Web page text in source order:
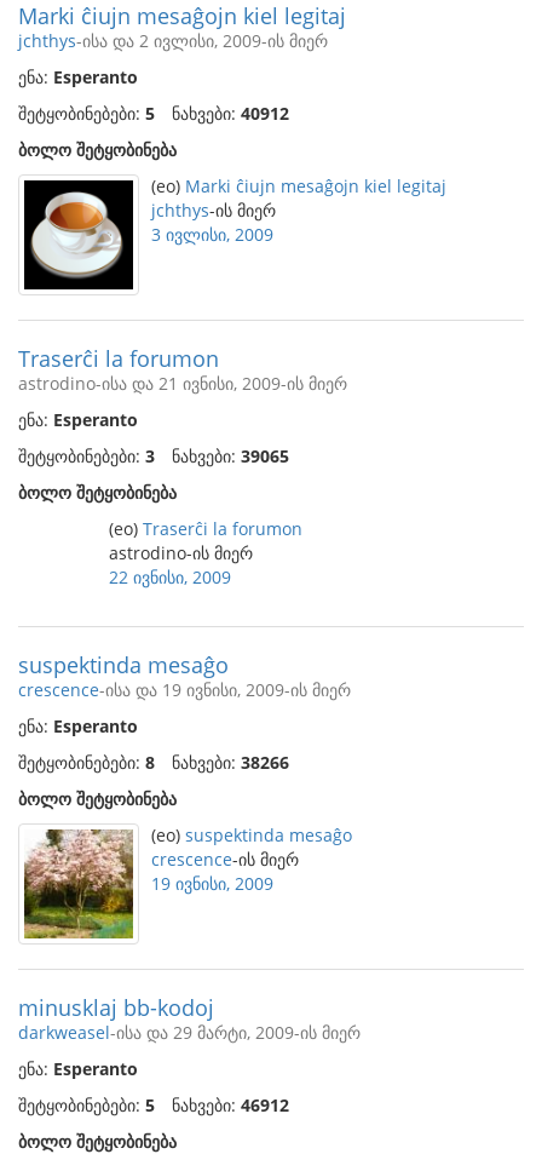
Marki ĉiujn mesaĝojn kiel legitaj
jchthys-ისა და 2 ივლისი, 2009-ის მიერ
ენა: Esperanto
შეტყობინებები: 5 ნახვები: 40912
ბოლო შეტყობინება
(eo) Marki ĉiujn mesaĝojn kiel legitaj
jchthys-ის მიერ
3 ივლისი, 2009
Traserĉi la forumon
astrodino-ისა და 21 ივნისი, 2009-ის მიერ
ენა: Esperanto
შეტყობინებები: 3 ნახვები: 39065
ბოლო შეტყობინება
(eo) Traserĉi la forumon
astrodino-ის მიერ
22 ივნისი, 2009
suspektinda mesaĝo
crescence-ისა და 19 ივნისი, 2009-ის მიერ
ენა: Esperanto
შეტყობინებები: 8 ნახვები: 38266
ბოლო შეტყობინება
(eo) suspektinda mesaĝo
crescence-ის მიერ
19 ივნისი, 2009
minusklaj bb-kodoj
darkweasel-ისა და 29 მარტი, 2009-ის მიერ
ენა: Esperanto
შეტყობინებები: 5 ნახვები: 46912
ბოლო შეტყობინება